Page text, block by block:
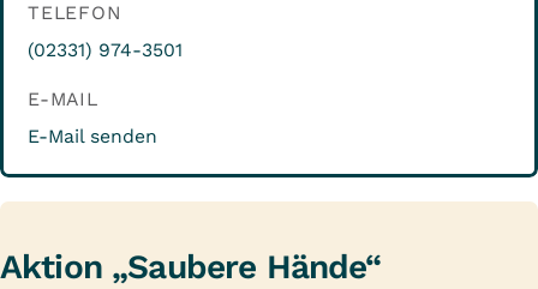
TELEFON
(02331) 974-3501
E-MAIL
E-Mail senden
Aktion „Saubere Hände“